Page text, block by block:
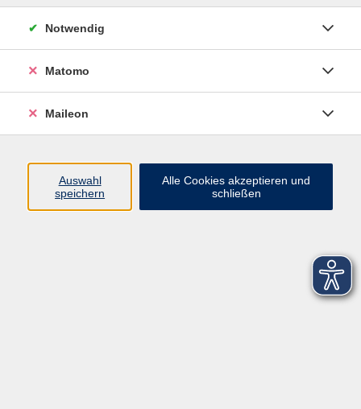
Notwendig
Matomo
Maileon
Auswahl
speichern
Alle Cookies akzeptieren und
schließen